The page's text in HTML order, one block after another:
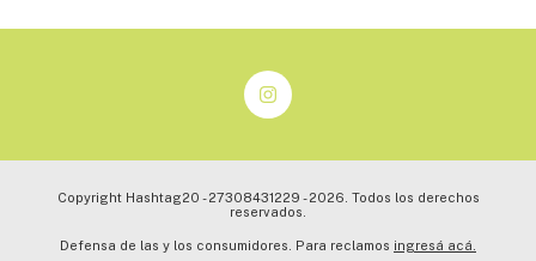
Copyright Hashtag20 - 27308431229 - 2026. Todos los derechos
reservados.
Defensa de las y los consumidores. Para reclamos ingresá acá.